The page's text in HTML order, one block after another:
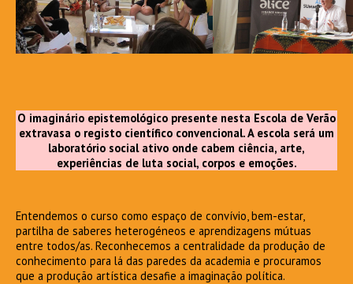
O imaginário epistemológico presente nesta Escola de Verão
extravasa o registo científico convencional. A escola será um
laboratório social ativo onde cabem ciência, arte,
experiências de luta social, corpos e emoções.
Entendemos o curso como espaço de convívio, bem-estar,
partilha de saberes heterogéneos e aprendizagens mútuas
entre todos/as. Reconhecemos a centralidade da produção de
conhecimento para lá das paredes da academia e procuramos
que a produção artística desafie a imaginação política.